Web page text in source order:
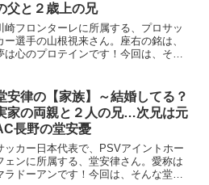
父と２歳上の兄
崎フロンターレに所属する、プロサッ
ー選手の山根視来さん。座右の銘は、
は心のプロテインです！今回は、そん
）生年月日：1993年〈平成5年〉12月
日身 長：17...
安律の【家族】～結婚してる？
家の両親と２人の兄…次兄は元
長野の堂安憂
ッカー日本代表で、PSVアイントホー
ェンに所属する、堂安律さん。愛称は
ラドーアンです！今回は、そんな堂安